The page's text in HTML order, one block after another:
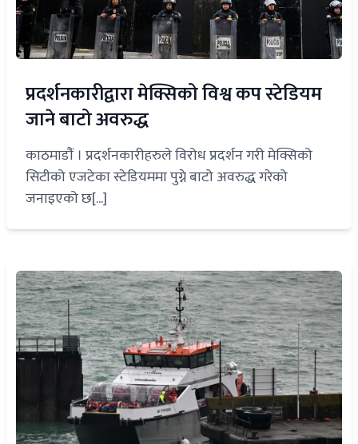
प्रदर्शनकारीद्वारा मेक्सिको विश्व कप स्टेडियम
जाने बाटो अवरुद्ध
काठमाडौंं । प्रदर्शनकारीहरुले विरोध प्रदर्शन गरी मेक्सिको
सिटीको एजटेका स्टेडियममा पुग्ने बाटो अवरुद्ध गरेको
जनाइएको छ[...]